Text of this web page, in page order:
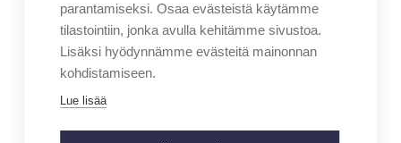
parantamiseksi. Osaa evästeistä käytämme
tilastointiin, jonka avulla kehitämme sivustoa.
Lisäksi hyödynnämme evästeitä mainonnan
kohdistamiseen.
Lue lisää